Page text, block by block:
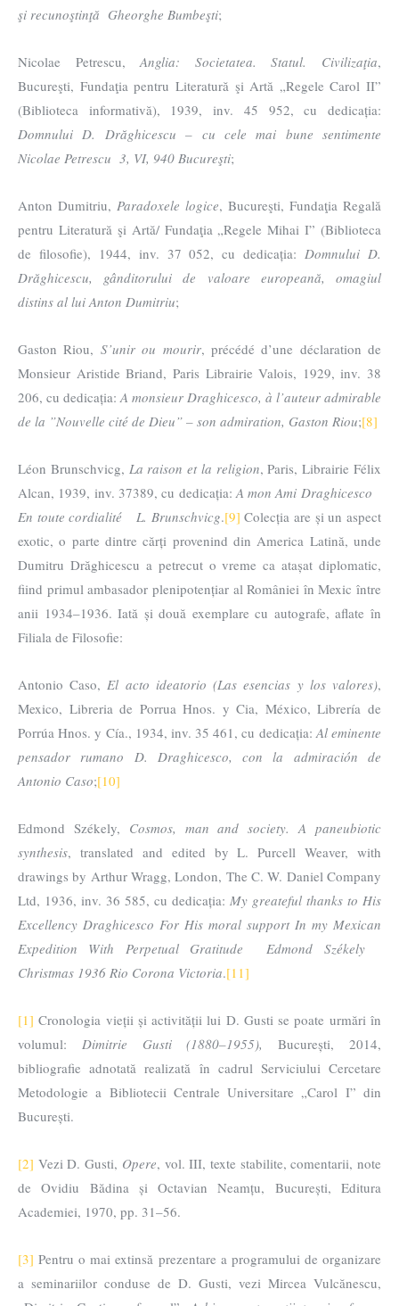
şi recunoştinţă Gheorghe Bumbeşti;
Nicolae Petrescu,Anglia: Societatea. Statul. Civilizaţia,
Bucureşti, Fundaţia pentru Literatură şi Artă „Regele Carol II”
(Biblioteca informativă), 1939, inv. 45 952, cu dedicația:
Domnului D. Drăghicescu – cu cele mai bune sentimente
Nicolae Petrescu 3, VI, 940 Bucureşti;
Anton Dumitriu, Paradoxele logice, Bucureşti, Fundaţia Regală
pentru Literatură şi Artă/ Fundaţia „Regele Mihai I” (Biblioteca
de filosofie), 1944, inv. 37 052, cu dedicația: Domnului D.
Drăghicescu, gânditorului de valoare europeană, omagiul
distins al lui Anton Dumitriu;
Gaston Riou, S’unir ou mourir, précédé d’une déclaration de
Monsieur Aristide Briand, Paris Librairie Valois, 1929, inv. 38
206, cu dedicația: A monsieur Draghicesco, à l’auteur admirable
de la ”Nouvelle cité de Dieu” – son admiration, Gaston Riou;[8]
Léon Brunschvicg, La raison et la religion, Paris, Librairie Félix
Alcan, 1939, inv. 37389, cu dedicația: A mon Ami Draghicesco
En toute cordialité L. Brunschvicg.[9] Colecția are și un aspect
exotic, o parte dintre cărți provenind din America Latină, unde
Dumitru Drăghicescu a petrecut o vreme ca atașat diplomatic,
fiind primul ambasador plenipotențiar al României în Mexic între
anii 1934–1936. Iată și două exemplare cu autografe, aflate în
Filiala de Filosofie:
Antonio Caso, El acto ideatorio (Las esencias y los valores),
Mexico, Libreria de Porrua Hnos. y Cia, México, Librería de
Porrúa Hnos. y Cía., 1934, inv. 35 461, cu dedicația: Al eminente
pensador rumano D. Draghicesco, con la admiración de
Antonio Caso;[10]
Edmond Székely, Cosmos, man and society. A paneubiotic
synthesis, translated and edited by L. Purcell Weaver, with
drawings by Arthur Wragg, London, The C. W. Daniel Company
Ltd, 1936, inv. 36 585, cu dedicația: My greateful thanks to His
Excellency Draghicesco For His moral support In my Mexican
Expedition With Perpetual Gratitude Edmond Székely
Christmas 1936 Rio Corona Victoria.[11]
[1] Cronologia vieții și activității lui D. Gusti se poate urmări în
volumul: Dimitrie Gusti (1880–1955),
București, 2014,
bibliografie adnotată realizată în cadrul Serviciului Cercetare
Metodologie a Bibliotecii Centrale Universitare „Carol I” din
București.
[2] Vezi D. Gusti, Opere, vol. III, texte stabilite, comentarii, note
de Ovidiu Bădina și Octavian Neamțu, București, Editura
Academiei, 1970, pp. 31–56.
[3] Pentru o mai extinsă prezentare a programului de organizare
a seminariilor conduse de D. Gusti, vezi Mircea Vulcănescu,